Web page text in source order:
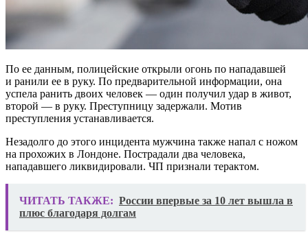
По ее данным, полицейские открыли огонь по нападавшей
и ранили ее в руку. По предварительной информации, она
успела ранить двоих человек — один получил удар в живот,
второй — в руку. Преступницу задержали. Мотив
преступления устанавливается.
Незадолго до этого инцидента мужчина также напал с ножом
на прохожих в Лондоне. Пострадали два человека,
нападавшего ликвидировали. ЧП признали терактом.
ЧИТАТЬ ТАКЖЕ: России впервые за 10 лет вышла в
плюс благодаря долгам